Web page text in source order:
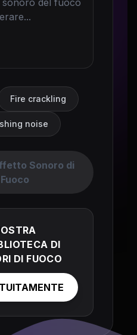
Fire crackling
noise
Sonoro di
Fuoco
DI
DI FUOCO